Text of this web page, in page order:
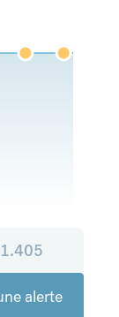
1.405
alerte